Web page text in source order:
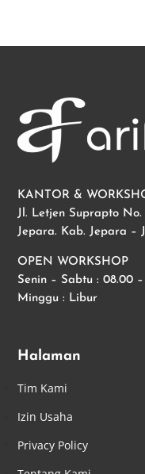
KANTOR &
Jl. Letjen Suprapto No.
Jepara. Kab. Jepara –
OPEN WORKSHOP
Senin – Sabtu : 08.00 –
Minggu : Libur
Halaman
Tim Kami
Izin Usaha
Privacy Policy